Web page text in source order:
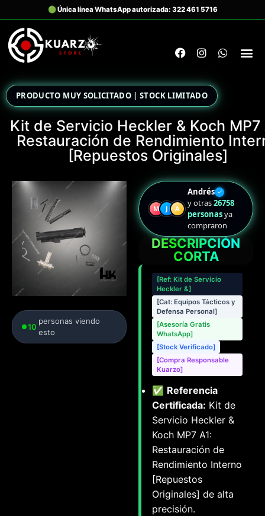
PRODUCTO MUY SOLICITADO | STOCK LIMITADO
Kit de Servicio Heckler & Koch MP7
Restauración de Rendimiento
[Repuestos Originales]
10
personas viendo
esto
M J A
Andrés ✓
y otras26758
personasya
compraron
DESCRIPCIÓN
CORTA
[Ref: Kit de Servicio
Heckler &]
[Cat: Equipos Tácticos y
Defensa Personal]
[Asesoría Gratis
WhatsApp]
[Stock Verificado]
[Compra Responsable
Kuarzo]
✅ Referencia
Certificada: Kit de
Servicio Heckler &
Koch MP7 A1:
Restauración de
Rendimiento Interno
[Repuestos
Originales] de alta
precisión.